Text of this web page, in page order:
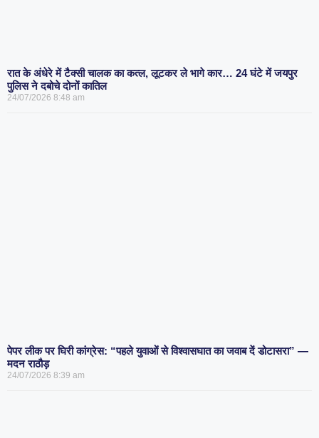
रात के अंधेरे में टैक्सी चालक का कत्ल, लूटकर ले भागे कार… 24 घंटे में जयपुर
पुलिस ने दबोचे दोनों कातिल
24/07/2026 8:48 am
पेपर लीक पर घिरी कांग्रेस: “पहले युवाओं से विश्वासघात का जवाब दें डोटासरा” —
मदन राठौड़
24/07/2026 8:39 am